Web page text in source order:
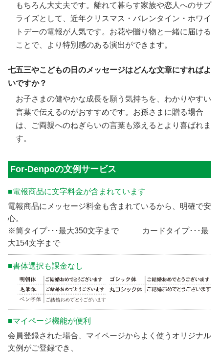
もちろん大丈夫です。離れて暮らす家族や恋人へのサプ
ライズとして、近年クリスマス・バレンタイン・ホワイ
トデーの電報が人気です。お花や贈り物と一緒に届ける
ことで、より特別感のある演出ができます。
七五三やこどもの日のメッセージはどんな文章にすればよ
いですか？
お子さまの健やかな成長を願う気持ちを、わかりやすい
言葉で伝えるのがおすすめです。お孫さまに贈る場合
は、ご両親へのねぎらいの言葉も添えるとより喜ばれま
す。
For-Denpoの文例サービス
■電報商品に文字料金が含まれています
電報商品にメッセージ料金も含まれているから、明確で安
心。
※筒タイプ･･･最大350文字まで カードタイプ･･･最
大154文字まで
■書体選択も課金なし
■マイページ機能が便利
会員登録された場合、マイページからよく使うオリジナル
文例がご登録でき、